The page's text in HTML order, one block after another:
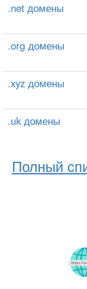
.net домены
.org домены
.xyz домены
.uk домены
Полный